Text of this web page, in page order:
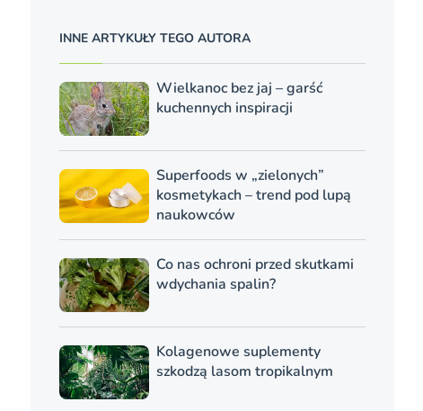
INNE ARTYKUŁY TEGO AUTORA
Wielkanoc bez jaj – garść
kuchennych inspiracji
Superfoods w „zielonych”
kosmetykach – trend pod lupą
naukowców
Co nas ochroni przed skutkami
wdychania spalin?
Kolagenowe suplementy
szkodzą lasom tropikalnym